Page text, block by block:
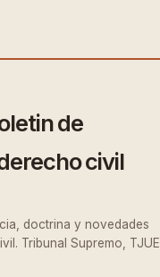
de
civil
doctrina y novedades
Tribunal Supremo, TJUE